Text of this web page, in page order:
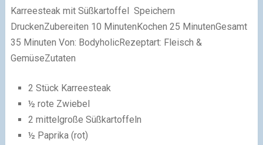
Karreesteak mit Süßkartoffel Speichern
DruckenZubereiten 10 MinutenKochen 25 MinutenGesamt
35 Minuten Von: BodyholicRezeptart: Fleisch &
GemüseZutaten
2 Stück Karreesteak
½ rote Zwiebel
2 mittelgroße Süßkartoffeln
½ Paprika (rot)